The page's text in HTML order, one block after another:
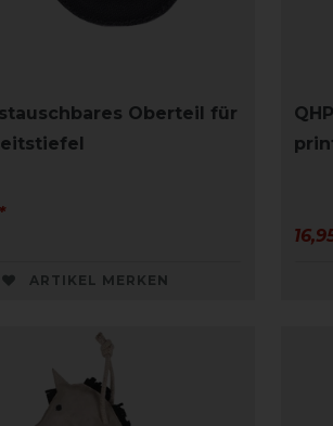
Oberteil für
ARTIKEL MERKEN